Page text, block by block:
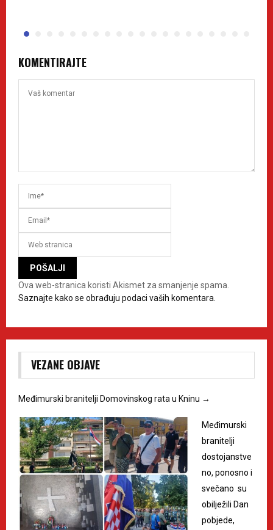
KOMENTIRAJTE
Ova web-stranica koristi Akismet za smanjenje spama.
Saznajte kako se obrađuju podaci vaših komentara.
VEZANE OBJAVE
Međimurski branitelji Domovinskog rata u Kninu →
Međimurski
branitelji
dostojanstve
no, ponosno i
svečano su
obilježili Dan
pobjede,